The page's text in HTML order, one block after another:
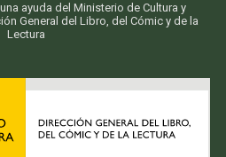
ayuda del Ministerio de Cultura y
General del Libro, del Cómic y de la
Lectura